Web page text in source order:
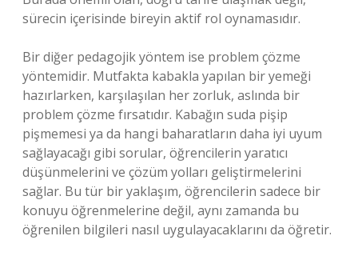
sürecin içerisinde bireyin aktif rol oynamasıdır.
Bir diğer pedagojik yöntem ise problem çözme
yöntemidir. Mutfakta kabakla yapılan bir yemeği
hazırlarken, karşılaşılan her zorluk, aslında bir
problem çözme fırsatıdır. Kabağın suda pişip
pişmemesi ya da hangi baharatların daha iyi uyum
sağlayacağı gibi sorular, öğrencilerin yaratıcı
düşünmelerini ve çözüm yolları geliştirmelerini
sağlar. Bu tür bir yaklaşım, öğrencilerin sadece bir
konuyu öğrenmelerine değil, aynı zamanda bu
öğrenilen bilgileri nasıl uygulayacaklarını da öğretir.